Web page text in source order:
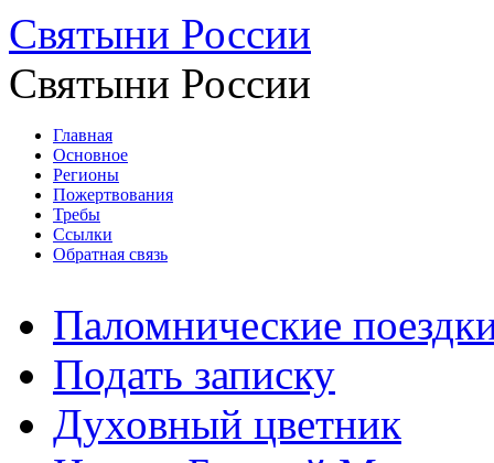
Святыни России
Святыни России
Главная
Основное
Регионы
Пожертвования
Требы
Ссылки
Обратная связь
Паломнические
Подать записку
Духовный цветник